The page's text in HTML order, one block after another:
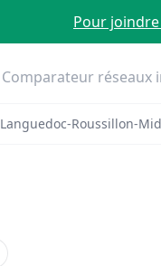
Pour
Comparateur réseaux
Roussillon-